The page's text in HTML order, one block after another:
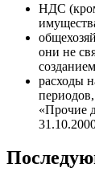
НДС
они не
расходы
«Прочие